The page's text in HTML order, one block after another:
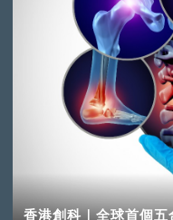
香港創科｜全球首個